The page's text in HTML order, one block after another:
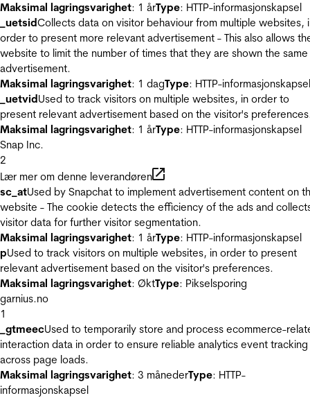
Maksimal lagringsvarighet: 1 årType: HTTP-informasjonskapsel
_uetsidCollects data on visitor behaviour from multiple websites,
order to present more relevant advertisement - This also allows
website to limit the number of times that they are shown the same
advertisement.
Maksimal lagringsvarighet: 1 dagType: HTTP-informasjonskapsel
_uetvidUsed to track visitors on multiple websites, in order to
present relevant advertisement based on the visitor's
Maksimal lagringsvarighet: 1 årType: HTTP-informasjonskapsel
Snap Inc.
2
Lær mer om denne leverandøren
sc_atUsed by Snapchat to implement advertisement content on
website - The cookie detects the efficiency of the ads and
visitor data for further visitor segmentation.
Maksimal lagringsvarighet: 1 årType: HTTP-informasjonskapsel
pUsed to track visitors on multiple websites, in order to present
relevant advertisement based on the visitor's preferences.
Maksimal lagringsvarighet: ØktType: Pikselsporing
garnius.no
1
_gtmeecUsed to temporarily store and process ecommerce-
interaction data in order to ensure reliable analytics event tracking
across page loads.
Maksimal lagringsvarighet: 3 månederType: HTTP-
informasjonskapsel